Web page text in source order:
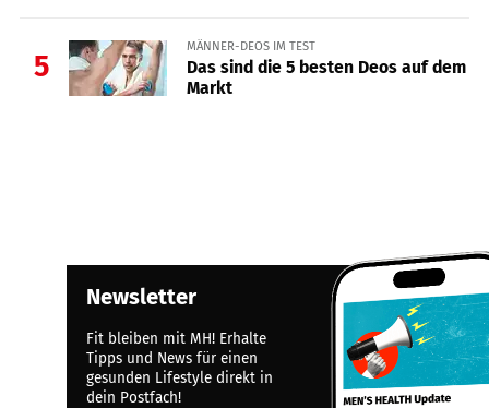
5
MÄNNER-DEOS IM TEST
Das sind die 5 besten Deos auf dem
Markt
Newsletter
Fit bleiben mit MH! Erhalte
Tipps und News für einen
gesunden Lifestyle direkt in
dein Postfach!